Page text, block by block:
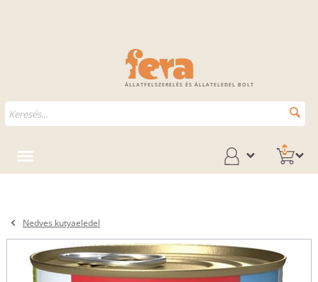
ÁLLATFELSZERELÉS ÉS ÁLLATELEDEL BOLT
0
Nedves kutyaeledel